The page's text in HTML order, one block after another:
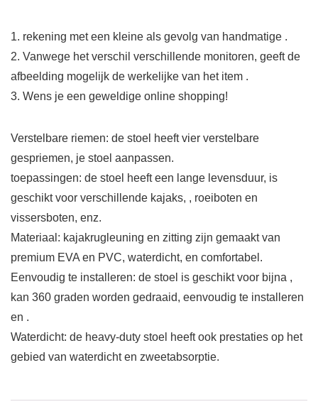
1. rekening met een kleine als gevolg van handmatige .
2. Vanwege het verschil verschillende monitoren, geeft de
afbeelding mogelijk de werkelijke van het item .
3. Wens je een geweldige online shopping!
Verstelbare riemen: de stoel heeft vier verstelbare
gespriemen, je stoel aanpassen.
toepassingen: de stoel heeft een lange levensduur, is
geschikt voor verschillende kajaks, , roeiboten en
vissersboten, enz.
Materiaal: kajakrugleuning en zitting zijn gemaakt van
premium EVA en PVC, waterdicht, en comfortabel.
Eenvoudig te installeren: de stoel is geschikt voor bijna ,
kan 360 graden worden gedraaid, eenvoudig te installeren
en .
Waterdicht: de heavy-duty stoel heeft ook prestaties op het
gebied van waterdicht en zweetabsorptie.